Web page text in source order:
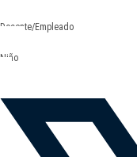
Docente/Empleado
Niño